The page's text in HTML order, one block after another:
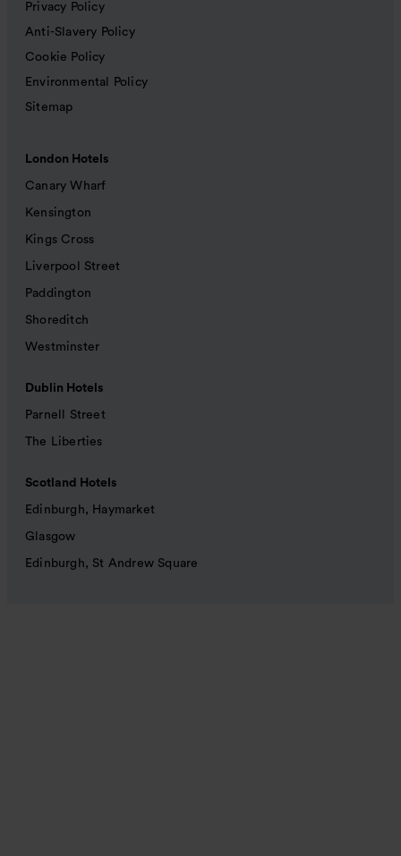
Privacy Policy
Anti-Slavery Policy
Cookie Policy
Environmental Policy
Sitemap
London Hotels
Canary Wharf
Kensington
Kings Cross
Liverpool Street
Paddington
Shoreditch
Westminster
Dublin Hotels
Parnell Street
The Liberties
Scotland Hotels
Edinburgh, Haymarket
Glasgow
Edinburgh, St Andrew Square